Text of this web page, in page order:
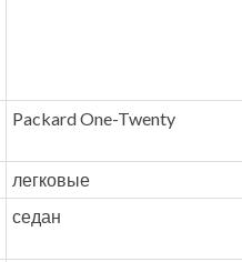
Packard One-Twenty
легковые
седан